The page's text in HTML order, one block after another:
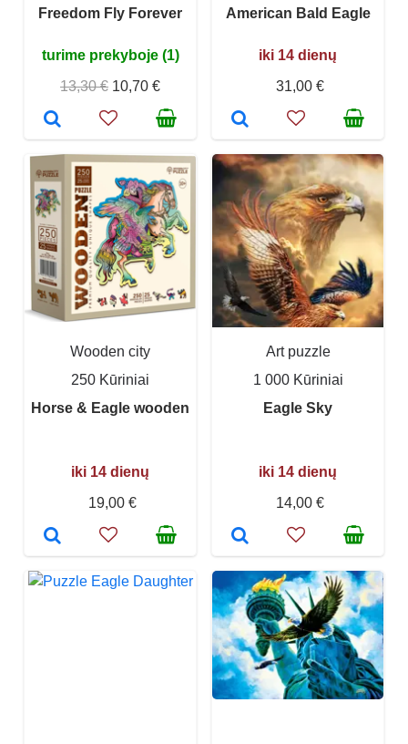
Freedom Fly Forever
turime prekyboje (1)
13,30 € 10,70 €
American Bald Eagle
iki 14 dienų
31,00 €
Wooden city
250 Kūriniai
Horse & Eagle wooden
iki 14 dienų
19,00 €
Art puzzle
1 000 Kūriniai
Eagle Sky
iki 14 dienų
14,00 €